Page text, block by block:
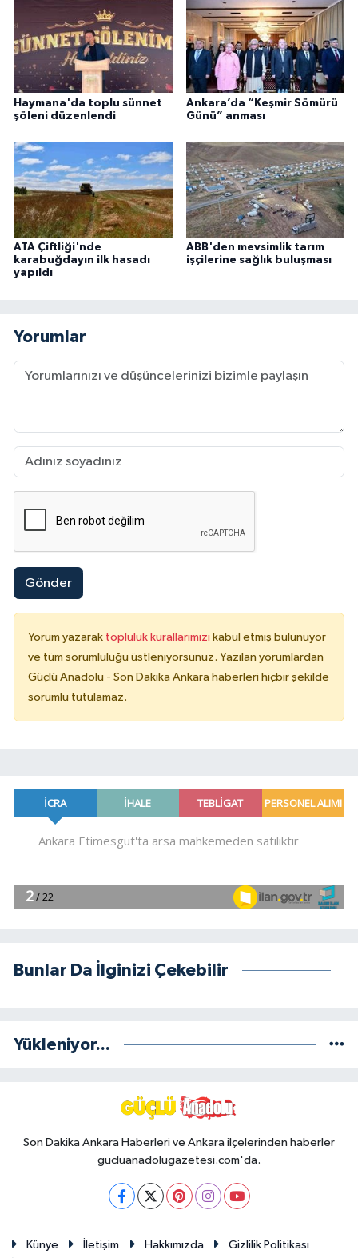
Haymana'da toplu sünnet
şöleni düzenlendi
Ankara’da “Keşmir Sömürü
Günü” anması
ATA Çiftliği'nde
karabuğdayın ilk hasadı
yapıldı
ABB'den mevsimlik tarım
işçilerine sağlık buluşması
Yorumlar
Gönder
Yorum yazarak topluluk kurallarımızı kabul etmiş bulunuyor
ve tüm sorumluluğu üstleniyorsunuz. Yazılan yorumlardan
Güçlü Anadolu - Son Dakika Ankara haberleri hiçbir şekilde
sorumlu tutulamaz.
Bunlar Da İlginizi Çekebilir
Yükleniyor...
Son Dakika Ankara Haberleri ve Ankara ilçelerinden haberler
gucluanadolugazetesi.com'da.
Künye İletişim Hakkımızda
Gizlilik Politikası